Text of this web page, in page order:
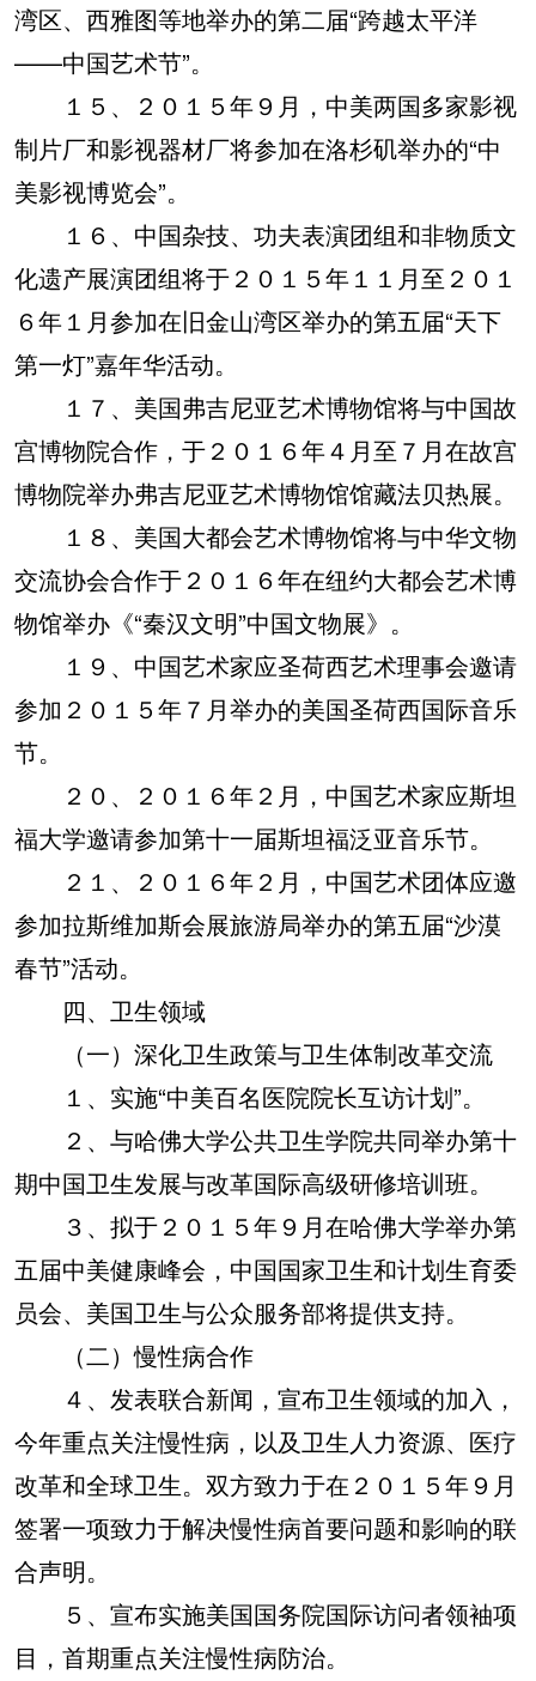
湾区、西雅图等地举办的第二届“跨越太平洋
——中国艺术节”。
１５、２０１５年９月，中美两国多家影视
制片厂和影视器材厂将参加在洛杉矶举办的“中
美影视博览会”。
１６、中国杂技、功夫表演团组和非物质文
化遗产展演团组将于２０１５年１１月至２０１
６年１月参加在旧金山湾区举办的第五届“天下
第一灯”嘉年华活动。
１７、美国弗吉尼亚艺术博物馆将与中国故
宫博物院合作，于２０１６年４月至７月在故宫
博物院举办弗吉尼亚艺术博物馆馆藏法贝热展。
１８、美国大都会艺术博物馆将与中华文物
交流协会合作于２０１６年在纽约大都会艺术博
物馆举办《“秦汉文明”中国文物展》。
１９、中国艺术家应圣荷西艺术理事会邀请
参加２０１５年７月举办的美国圣荷西国际音乐
节。
２０、２０１６年２月，中国艺术家应斯坦
福大学邀请参加第十一届斯坦福泛亚音乐节。
２１、２０１６年２月，中国艺术团体应邀
参加拉斯维加斯会展旅游局举办的第五届“沙漠
春节”活动。
四、卫生领域
（一）深化卫生政策与卫生体制改革交流
１、实施“中美百名医院院长互访计划”。
２、与哈佛大学公共卫生学院共同举办第十
期中国卫生发展与改革国际高级研修培训班。
３、拟于２０１５年９月在哈佛大学举办第
五届中美健康峰会，中国国家卫生和计划生育委
员会、美国卫生与公众服务部将提供支持。
（二）慢性病合作
４、发表联合新闻，宣布卫生领域的加入，
今年重点关注慢性病，以及卫生人力资源、医疗
改革和全球卫生。双方致力于在２０１５年９月
签署一项致力于解决慢性病首要问题和影响的联
合声明。
５、宣布实施美国国务院国际访问者领袖项
目，首期重点关注慢性病防治。